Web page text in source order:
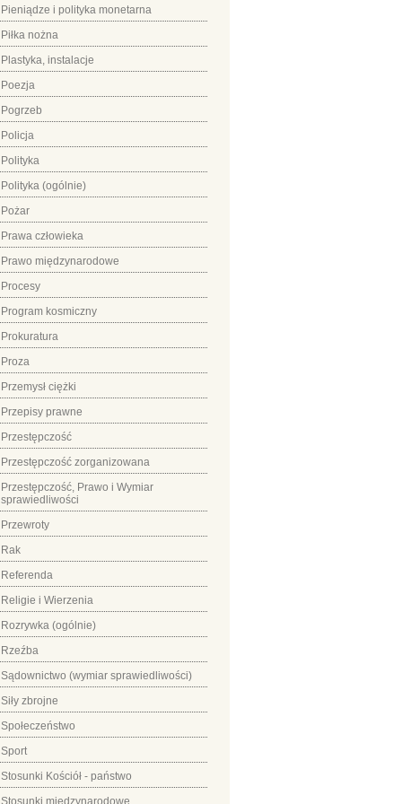
Pieniądze i polityka monetarna
Piłka nożna
Plastyka, instalacje
Poezja
Pogrzeb
Policja
Polityka
Polityka (ogólnie)
Pożar
Prawa człowieka
Prawo międzynarodowe
Procesy
Program kosmiczny
Prokuratura
Proza
Przemysł ciężki
Przepisy prawne
Przestępczość
Przestępczość zorganizowana
Przestępczość, Prawo i Wymiar
sprawiedliwości
Przewroty
Rak
Referenda
Religie i Wierzenia
Rozrywka (ogólnie)
Rzeźba
Sądownictwo (wymiar sprawiedliwości)
Siły zbrojne
Społeczeństwo
Sport
Stosunki Kościół - państwo
Stosunki międzynarodowe